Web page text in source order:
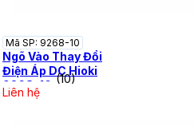
Mã SP: 9268-10
Ngõ Vào Thay Đổi
Điện Áp DC Hioki
9268-10 (10)
Liên hệ